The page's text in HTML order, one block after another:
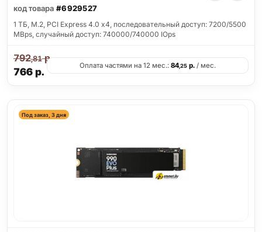
код товара #6929527
1 ТБ, M.2, PCI Express 4.0 x4, последовательный доступ: 7200/5500
MBps, случайный доступ: 740000/740000 IOps
766р.
792,81р.
Оплата частями на 12 мес.: 84,25р./ мес.
Под заказ, 3 дня